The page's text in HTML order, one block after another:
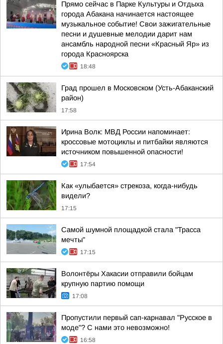
Прямо сейчас в Парке Культуры и Отдыха
города Абакана начинается настоящее
музыкальное событие! Свои зажигательные
песни и душевные мелодии дарит нам
ансамбль народной песни «Красный Яр» из
города Красноярска
18:48
Град прошел в Московском (Усть-Абаканский
район)
17:58
Ирина Волк: МВД России напоминает:
кроссовые мотоциклы и питбайки являются
источником повышенной опасности!
17:54
Как «улыбается» стрекоза, когда-нибудь
видели?
17:15
Самой шумной площадкой стала "Трасса
мечты"
17:15
Волонтёры Хакасии отправили бойцам
крупную партию помощи
17:08
Пропустили первый сап-карнавал "Русское в
моде"? С нами это невозможно!
16:58